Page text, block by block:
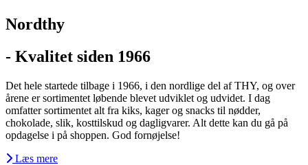
Nordthy
- Kvalitet siden 1966
Det hele startede tilbage i 1966, i den nordlige del af THY, og over
årene er sortimentet løbende blevet udviklet og udvidet. I dag
omfatter sortimentet alt fra kiks, kager og snacks til nødder,
chokolade, slik, kosttilskud og dagligvarer. Alt dette kan du gå på
opdagelse i på shoppen. God fornøjelse!
Læs mere